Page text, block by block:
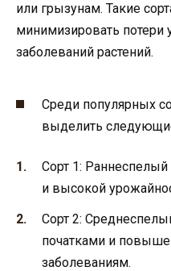
или грызунам. Такие
минимизировать потери
заболеваний растений.
Среди популярных
выделить
Сорт 1:
и высокой
Сорт 2:
початками и
заболеваниям.